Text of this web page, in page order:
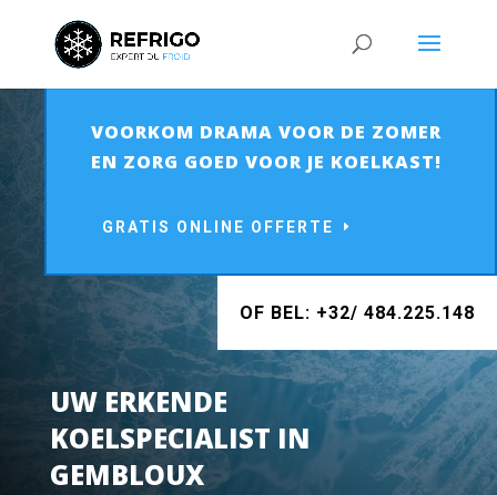
VOORKOM DRAMA VOOR DE ZOMER
EN ZORG GOED VOOR JE KOELKAST!
GRATIS ONLINE OFFERTE
OF BEL: +32/ 484.225.148
UW ERKENDE
KOELSPECIALIST IN
GEMBLOUX